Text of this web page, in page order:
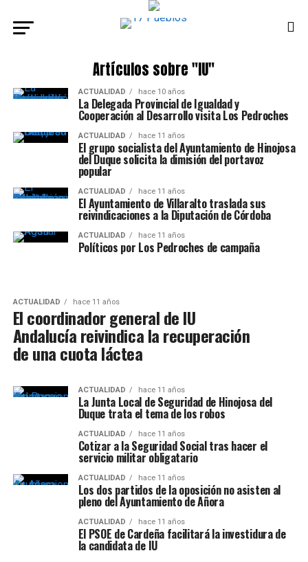
Artículos sobre "IU"
ACTUALIDAD hace 10 años
La Delegada Provincial de Igualdad y
Cooperación al Desarrollo visita Los Pedroches
ACTUALIDAD hace 11 años
El grupo socialista del Ayuntamiento de Hinojosa
del Duque solicita la dimisión del portavoz
popular
ACTUALIDAD hace 11 años
El Ayuntamiento de Villaralto traslada sus
reivindicaciones a la Diputación de Córdoba
ACTUALIDAD hace 11 años
Políticos por Los Pedroches de campaña
ACTUALIDAD hace 11 años
El coordinador general de IU
Andalucía reivindica la recuperación
de una cuota láctea
ACTUALIDAD hace 11 años
La Junta Local de Seguridad de Hinojosa del
Duque trata el tema de los robos
ACTUALIDAD hace 11 años
Cotizar a la Seguridad Social tras hacer el
servicio militar obligatario
ACTUALIDAD hace 11 años
Los dos partidos de la oposición no asisten al
pleno del Ayuntamiento de Añora
ACTUALIDAD hace 11 años
El PSOE de Cardeña facilitará la investidura de
la candidata de IU